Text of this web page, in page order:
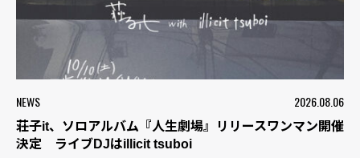
NEWS 2026.08.06
荘子it、ソロアルバム『人生劇場』リリースワンマン開催
決定 ライブDJはillicit tsuboi